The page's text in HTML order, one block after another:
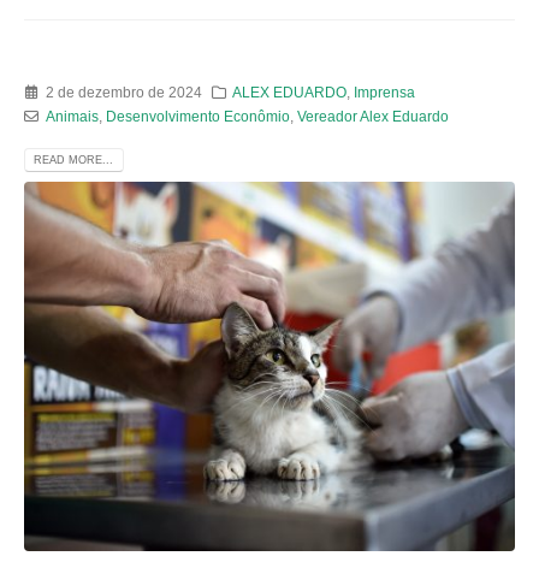
2 de dezembro de 2024 ALEX EDUARDO
Imprensa
Animais, Desenvolvimento Econômio, Vereador Alex Eduardo
READ MORE...